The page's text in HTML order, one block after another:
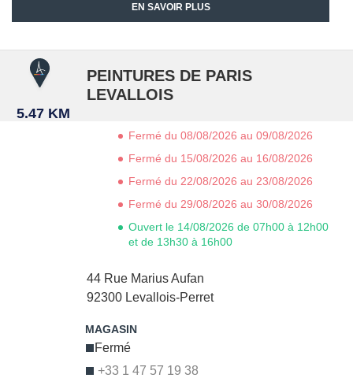
EN SAVOIR PLUS
5.47 KM
PEINTURES DE PARIS
LEVALLOIS
44 Rue Marius Aufan
92300 Levallois-Perret
+33 1 47 57 19 38
Fermé
Fermé du 08/08/2026 au 09/08/2026
Fermé du 15/08/2026 au 16/08/2026
Fermé du 22/08/2026 au 23/08/2026
Fermé du 29/08/2026 au 30/08/2026
Ouvert le 14/08/2026 de 07h00 à 12h00
et de 13h30 à 16h00